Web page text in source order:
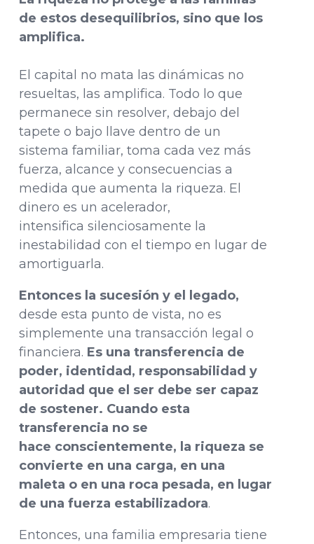
de estos desequilibrios, sino que los
amplifica.
El capital no mata las dinámicas no
resueltas, las amplifica. Todo lo que
permanece sin resolver, debajo del
tapete o bajo llave dentro de un
sistema familiar, toma cada vez más
fuerza, alcance y consecuencias a
medida que aumenta la riqueza. El
dinero es un acelerador,
intensifica silenciosamente la
inestabilidad con el tiempo en lugar de
amortiguarla.
Entonces la sucesión y el legado,
desde esta punto de vista, no es
simplemente una transacción legal o
financiera. Es una transferencia de
poder, identidad, responsabilidad y
autoridad que el ser debe ser capaz
de sostener. Cuando esta
transferencia no se
hace conscientemente, la riqueza se
convierte en una carga, en una
maleta o en una roca pesada, en lugar
de una fuerza estabilizadora.
Entonces, una familia empresaria tiene